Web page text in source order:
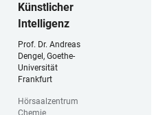
Künstlicher
Intelligenz
Prof. Dr. Andreas
Dengel, Goethe-
Universität
Frankfurt
Hörsaalzentrum
Chemie